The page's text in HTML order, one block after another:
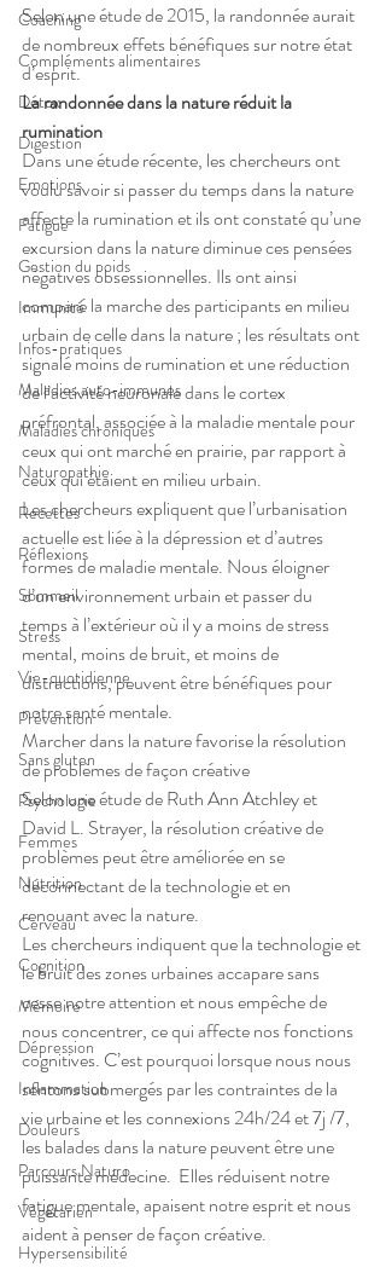
Coaching
Compléments alimentaires
Détox
Digestion
Emotions
Fatigue
Gestion du poids
Immunité
Infos-pratiques
Maladies auto-immunes
Maladies chroniques
Naturopathie
Recettes
Réflexions
Sommeil
Stress
Vie-quotidienne
Prévention
Sans gluten
Psychologie
Femmes
Nutrition
Cerveau
Cognition
Mémoire
Dépression
Inflammation
Douleurs
Parcours Naturo
Végétarien
Hypersensibilité
Selon une étude de 2015, la randonnée aurait
de nombreux effets bénéfiques sur notre état
d’esprit.
La randonnée dans la nature réduit la
rumination
Dans une étude récente, les chercheurs ont
voulu savoir si passer du temps dans la nature
affecte la rumination et ils ont constaté qu’une
excursion dans la nature diminue ces pensées
négatives obsessionnelles. Ils ont ainsi
comparé la marche des participants en milieu
urbain de celle dans la nature ; les résultats ont
signalé moins de rumination et une réduction
de l’activité neuronale dans le cortex
préfrontal, associée à la maladie mentale pour
ceux qui ont marché en prairie, par rapport à
ceux qui étaient en milieu urbain.
Les chercheurs expliquent que l’urbanisation
actuelle est liée à la dépression et d’autres
formes de maladie mentale. Nous éloigner
d’un environnement urbain et passer du
temps à l’extérieur où il y a moins de stress
mental, moins de bruit, et moins de
distractions, peuvent être bénéfiques pour
notre santé mentale.
Marcher dans la nature favorise la résolution
de problèmes de façon créative
Selon une étude de Ruth Ann Atchley et
David L. Strayer, la résolution créative de
problèmes peut être améliorée en se
déconnectant de la technologie et en
renouant avec la nature.
Les chercheurs indiquent que la technologie et
le bruit des zones urbaines accapare sans
cesse notre attention et nous empêche de
nous concentrer, ce qui affecte nos fonctions
cognitives. C’est pourquoi lorsque nous nous
sentons submergés par les contraintes de la
vie urbaine et les connexions 24h/24 et 7j /7,
les balades dans la nature peuvent être une
puissante médecine.  Elles réduisent notre
fatigue mentale, apaisent notre esprit et nous
aident à penser de façon créative.